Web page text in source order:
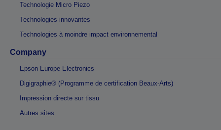
Technologie Micro Piezo
Technologies innovantes
Technologies à moindre impact environnemental
Company
Epson Europe Electronics
Digigraphie® (Programme de certification Beaux-Arts)
Impression directe sur tissu
Autres sites